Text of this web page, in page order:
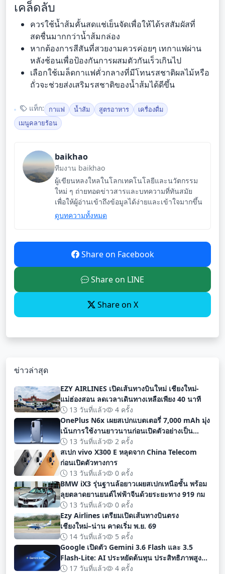
เคล็ดลับ
ควรใช้น้ำส้มคั้นสดแช่เย็นจัดเพื่อให้ได้รสสัมผัสที่
สดชื่นมากกว่าน้ำส้มกล่อง
หากต้องการสีสันที่สวยงามควรค่อยๆ เทกาแฟผ่าน
หลังช้อนเพื่อป้องกันการผสมตัวกันเร็วเกินไป
เลือกใช้เมล็ดกาแฟคั่วกลางที่มีโทนรสชาติผลไม้หรือ
ถั่วจะช่วยส่งเสริมรสชาติของน้ำส้มได้ดีขึ้น
แท็ก: กาแฟ น้ำส้ม สูตรอาหาร
เครื่องดื่ม
เมนูคลายร้อน
baikhao
ทีมงาน baikhao
ผู้เขียนหลงใหลในโลกเทคโนโลยีและนวัตกรรม
ใหม่ ๆ ถ่ายทอดข่าวสารและบทความที่ทันสมัย
เพื่อให้ผู้อ่านเข้าถึงข้อมูลได้ง่ายและเข้าใจมากขึ้น
ดูบทความทั้งหมด
Share on Facebook
Share on LINE
Share on X
ข่าวล่าสุด
EZY AIRLINES เปิดเส้นทางบินใหม่ เชียงใหม่-
แม่ฮ่องสอน ลดเวลาเดินทางเหลือเพียง 40 นาที
13 วันที่แล้ว
4 ครั้ง
OnePlus N6x เผยสเปกแบตเตอรี่ 7,000 mAh มุ่ง
เน้นการใช้งานยาวนานก่อนเปิดตัวอย่างเป็น
ทางการ
13 วันที่แล้ว
2 ครั้ง
สเปก vivo X300 E หลุดจาก China Telecom
ก่อนเปิดตัวทางการ
13 วันที่แล้ว
0 ครั้ง
BMW iX3 รุ่นฐานล้อยาวเผยสเปกเหนือชั้น พร้อม
ลุยตลาดยานยนต์ไฟฟ้าจีนด้วยระยะทาง 919 กม
13 วันที่แล้ว
0 ครั้ง
Ezy Airlines เตรียมเปิดเส้นทางบินตรง
เชียงใหม่–น่าน คาดเริ่ม พ.ย. 69
14 วันที่แล้ว
5 ครั้ง
Google เปิดตัว Gemini 3.6 Flash และ 3.5
Flash-Lite: AI ประหยัดต้นทุน ประสิทธิภาพสูง
สำหรับนักพัฒนา
17 วันที่แล้ว 4 ครั้ง